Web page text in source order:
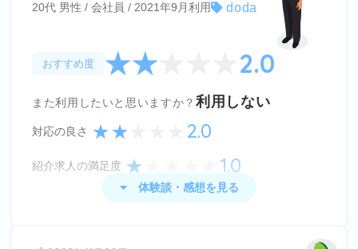
では見つけられなかった求人や、自分のスキルにあ
ったおすすめの求人の紹介があり、この仕事もいい
なと思える仕事を教えてもらったりもしました。
他に自分で探すときの新たにやってみたい事や気づ
かなかった強みに気づくことができました。
20代 男性 / 会社員 / 2021年9月利用 doda
おすすめ度 2.0
また利用したいと思いますか？ 利用しない
対応の良さ 2.0
紹介求人の満足度 1.0
体験談・感想を見る